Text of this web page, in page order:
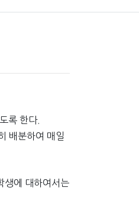
록 한다.
배분하여 매일
생에 대하여서는